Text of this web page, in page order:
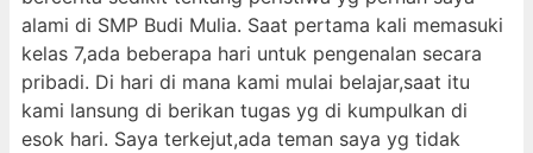
alami di SMP Budi Mulia. Saat pertama kali memasuki
kelas 7,ada beberapa hari untuk pengenalan secara
pribadi. Di hari di mana kami mulai belajar,saat itu
kami lansung di berikan tugas yg di kumpulkan di
esok hari. Saya terkejut,ada teman saya yg tidak